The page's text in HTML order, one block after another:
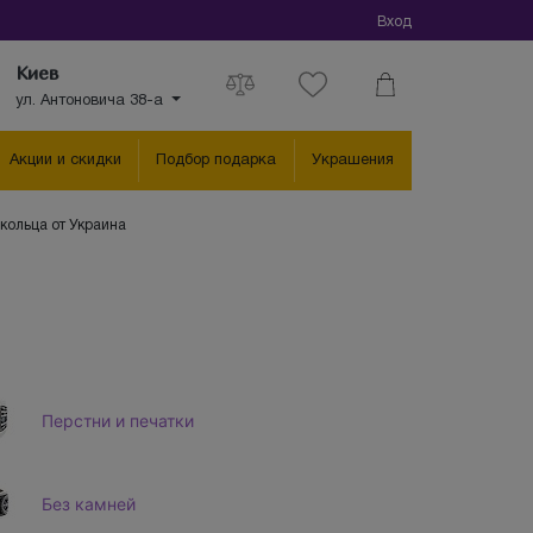
Вход
Киев
ул. Антоновича 38-а
Акции и скидки Подбор подарка Украшения
от Украина
Перстни и печатки
Без камней